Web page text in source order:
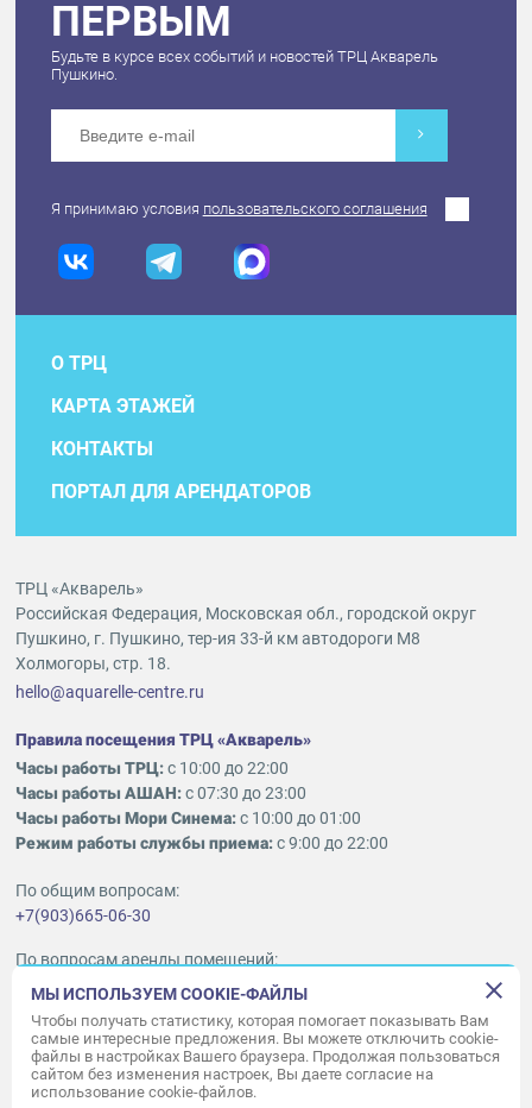
ПЕРВЫМ
Будьте в курсе всех событий и новостей ТРЦ Акварель
Пушкино.
Я принимаю условия пользовательского соглашения
О ТРЦ
КАРТА ЭТАЖЕЙ
КОНТАКТЫ
ПОРТАЛ ДЛЯ АРЕНДАТОРОВ
ТРЦ «Акварель»
Российская Федерация, Московская обл., городской округ
Пушкино, г. Пушкино, тер-ия 33-й км автодороги М8
Холмогоры, стр. 18.
hello@aquarelle-centre.ru
Правила посещения ТРЦ «Акварель»
Часы работы ТРЦ:с 10:00 до 22:00
Часы работы АШАН:с 07:30 до 23:00
Часы работы Мори Синема:с 10:00 до 01:00
Режим работы службы приема:с 9:00 до 22:00
По общим вопросам:
+7(903)665-06-30
По вопросам аренды помещений:
ukleykina@nhood.com
+7(903)665-98-78
© ООО «Акварель» 2010–2026.
Все права защищены
МЫ ИСПОЛЬЗУЕМ COOKIE-ФАЙЛЫ
Чтобы получать статистику, которая помогает показывать Вам
самые интересные предложения. Вы можете отключить cookie-
файлы в настройках Вашего браузера. Продолжая пользоваться
сайтом без изменения настроек, Вы даете согласие на
использование cookie-файлов.